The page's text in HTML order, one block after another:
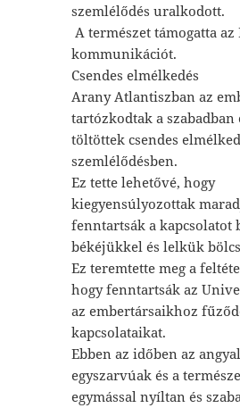
szemlélődés uralkodott.
A természet támogatta
kommunikációt.
Csendes elmélkedés
Arany Atlantiszban az
tartózkodtak a szabadban
töltöttek csendes
szemlélődésben.
Ez tette lehetővé, hogy
kiegyensúlyozottak
fenntartsák a kapcsolatot
békéjükkel és lelkük
Ez teremtette meg a
hogy fenntartsák az
az embertársaikhoz
kapcsolataikat.
Ebben az időben az
egyszarvúak és a
egymással nyíltan és